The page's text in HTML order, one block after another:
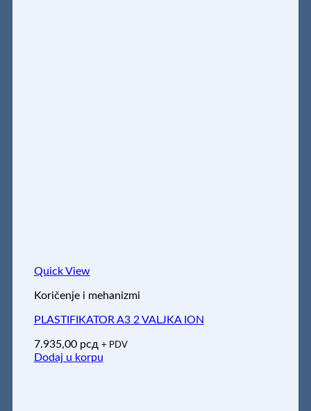
Quick View
Koričenje i mehanizmi
PLASTIFIKATOR A3 2 VALJKA ION
7.935,00 рсд + PDV
Dodaj u korpu